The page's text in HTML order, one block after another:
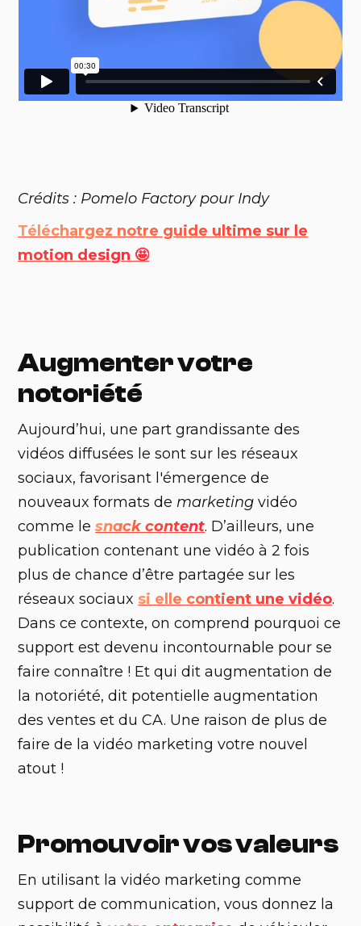
Crédits : Pomelo Factory pour Indy
Téléchargez notre guide ultime sur le
motion design 🤩
Augmenter votre
notoriété
‍Aujourd’hui, une part grandissante des
vidéos diffusées le sont sur les réseaux
sociaux, favorisant l'émergence de
nouveaux formats de marketing vidéo
comme lesnack content. D’ailleurs, une
publication contenant une vidéo à 2 fois
plus de chance d’être partagée sur les
réseaux sociaux si elle contient une vidéo.
Dans ce contexte, on comprend pourquoi ce
support est devenu incontournable pour se
faire connaître ! Et qui dit augmentation de
la notoriété, dit potentielle augmentation
des ventes et du CA. Une raison de plus de
faire de la vidéo marketing votre nouvel
atout !
Promouvoir vos valeurs
‍En utilisant la vidéo marketing comme
support de communication, vous donnez la